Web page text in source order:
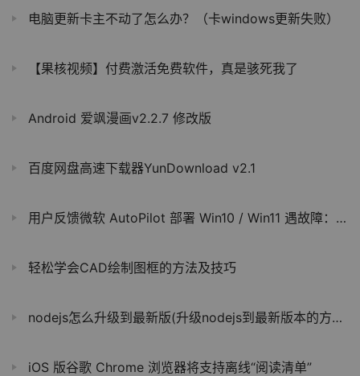
电脑更新卡主不动了怎么办？（卡windows更新失败）
【果核视频】付费激活免费软件，真是骇死我了
Android 爱飒漫画v2.2.7 修改版
百度网盘高速下载器YunDownload v2.1
用户反馈微软 AutoPilot 部署 Win10 / Win11 遇故障：同意条款后卡死
轻松学会CAD绘制图框的方法及技巧
nodejs怎么升级到最新版(升级nodejs到最新版本的方法)
iOS 版谷歌 Chrome 浏览器将支持离线“阅读清单”